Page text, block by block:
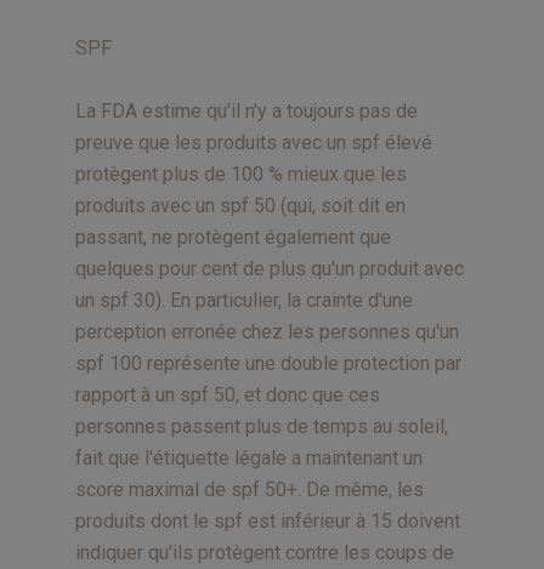
SPF
La FDA estime qu'il n'y a toujours pas de
preuve que les produits avec un spf élevé
protègent plus de 100 % mieux que les
produits avec un spf 50 (qui, soit dit en
passant, ne protègent également que
quelques pour cent de plus qu'un produit avec
un spf 30). En particulier, la crainte d'une
perception erronée chez les personnes qu'un
spf 100 représente une double protection par
rapport à un spf 50, et donc que ces
personnes passent plus de temps au soleil,
fait que l'étiquette légale a maintenant un
score maximal de spf 50+. De même, les
produits dont le spf est inférieur à 15 doivent
indiquer qu'ils protègent contre les coups de